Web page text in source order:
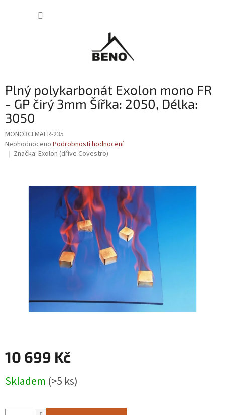
Plný polykarbonát Exolon mono FR
- GP čirý 3mm Šířka: 2050, Délka:
3050
MONO3CLMAFR-235
Průměrné
hodnocení
Neohodnoceno Podrobnosti hodnocení
Značka: Exolon (dříve Covestro)
10 699 Kč
cena:
Skladem (>5 ks)